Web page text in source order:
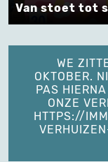
Van stoet tot
WE
OKTOBER.
PAS
ONZE
HTTPS://